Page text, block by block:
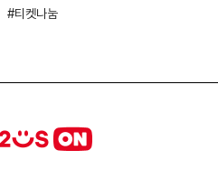
티켓나눔